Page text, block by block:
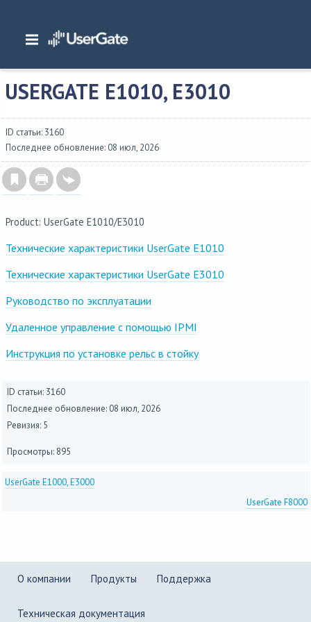
Главная/ Аппаратные платформы
USERGATE E1010, E3010
ID статьи: 3160
Последнее обновление: 08 июл, 2026
Product: UserGate E1010/E3010
Технические характеристики UserGate E1010
Технические характеристики UserGate E3010
Руководство по эксплуатации
Удаленное управление с помощью IPMI
Инструкция по установке рельс в стойку
ID статьи: 3160
Последнее обновление: 08 июл, 2026
Ревизия: 5
Просмотры: 895
UserGate E1000, E3000
UserGate F8000
О компании Продукты Поддержка
Техническая документация